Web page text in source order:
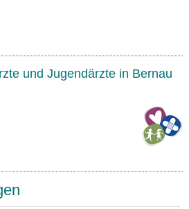
und Jugendärzte in Bernau